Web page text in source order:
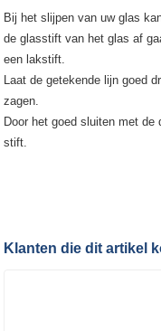
Bij het slijpen van uw glas
de glasstift van het glas af
een lakstift.
Laat de getekende lijn goed
zagen.
Door het goed sluiten met
stift.
Klanten die dit artikel